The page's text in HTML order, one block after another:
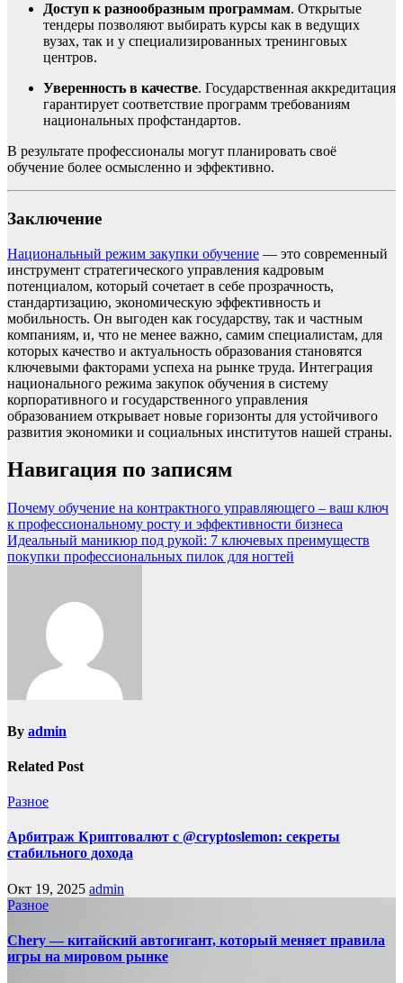
Доступ к разнообразным программам. Открытые
тендеры позволяют выбирать курсы как в ведущих
вузах, так и у специализированных тренинговых
центров.
Уверенность в качестве. Государственная аккредитация
гарантирует соответствие программ требованиям
национальных профстандартов.
В результате профессионалы могут планировать своё
обучение более осмысленно и эффективно.
Заключение
Национальный режим закупки обучение — это современный
инструмент стратегического управления кадровым
потенциалом, который сочетает в себе прозрачность,
стандартизацию, экономическую эффективность и
мобильность. Он выгоден как государству, так и частным
компаниям, и, что не менее важно, самим специалистам, для
которых качество и актуальность образования становятся
ключевыми факторами успеха на рынке труда. Интеграция
национального режима закупок обучения в систему
корпоративного и государственного управления
образованием открывает новые горизонты для устойчивого
развития экономики и социальных институтов нашей страны.
Навигация по записям
Почему обучение на контрактного управляющего – ваш ключ
к профессиональному росту и эффективности бизнеса
Идеальный маникюр под рукой: 7 ключевых преимуществ
покупки профессиональных пилок для ногтей
By admin
Related Post
Разное
Арбитраж Криптовалют с @cryptoslemon: секреты
стабильного дохода
Окт 19, 2025 admin
Разное
Chery — китайский автогигант, который меняет правила
игры на мировом рынке